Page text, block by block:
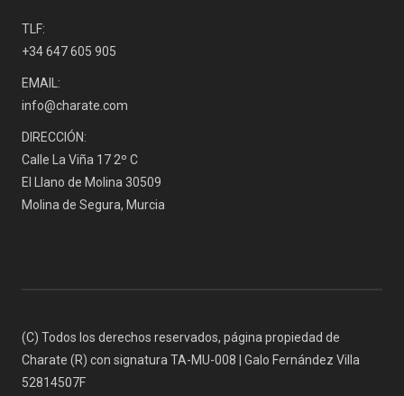
TLF:
+34 647 605 905
EMAIL:
info@charate.com
DIRECCIÓN:
Calle La Viña 17 2º C
El Llano de Molina 30509
Molina de Segura, Murcia
(C) Todos los derechos reservados, página propiedad de
Charate (R) con signatura TA-MU-008 | Galo Fernández Villa
52814507F